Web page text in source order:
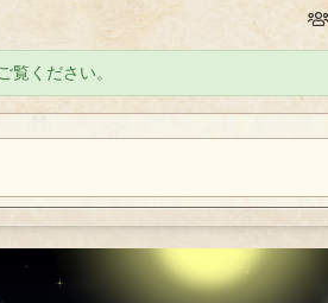
覧ください。